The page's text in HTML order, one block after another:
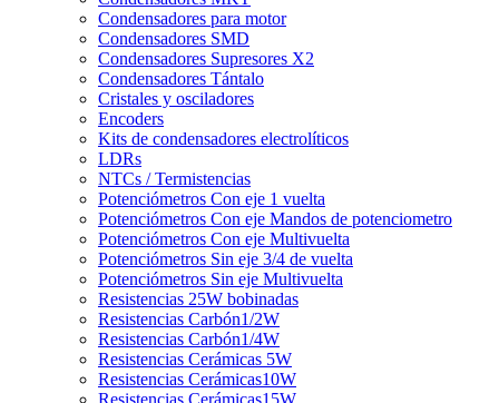
Condensadores para motor
Condensadores SMD
Condensadores Supresores X2
Condensadores Tántalo
Cristales y osciladores
Encoders
Kits de condensadores electrolíticos
LDRs
NTCs / Termistencias
Potenciómetros Con eje 1 vuelta
Potenciómetros Con eje Mandos de potenciometro
Potenciómetros Con eje Multivuelta
Potenciómetros Sin eje 3/4 de vuelta
Potenciómetros Sin eje Multivuelta
Resistencias 25W bobinadas
Resistencias Carbón1/2W
Resistencias Carbón1/4W
Resistencias Cerámicas 5W
Resistencias Cerámicas10W
Resistencias Cerámicas15W